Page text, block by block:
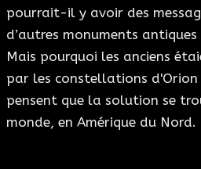
pourrait-il y avoir des
d’autres monuments
Mais pourquoi les anciens
par les constellations d'Orion
pensent que la solution se
monde, en Amérique du Nord.